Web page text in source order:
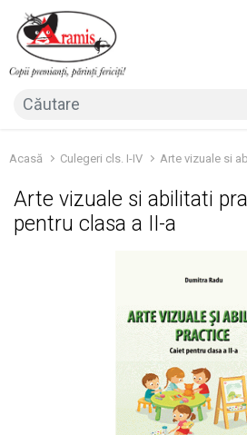
Acasă Culegeri cls. I-IV Arte vizuale si
Arte vizuale si abilitati
pentru clasa a II-a